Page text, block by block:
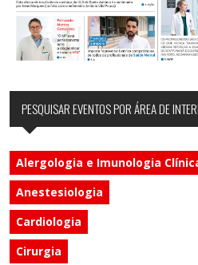
PESQUISAR EVENTOS POR ÁREA DE
Alergologia e Imunologia
Anestesiologia
Cardiologia
Cirurgia